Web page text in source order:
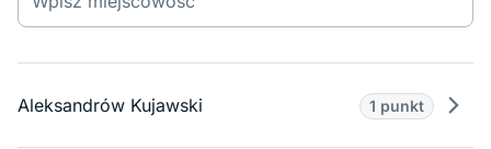
Aleksandrów Kujawski 1 punkt